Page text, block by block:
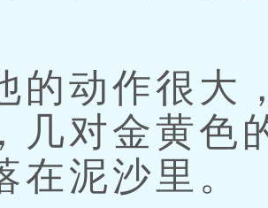
动作很大，
几对金黄色
在泥沙里。